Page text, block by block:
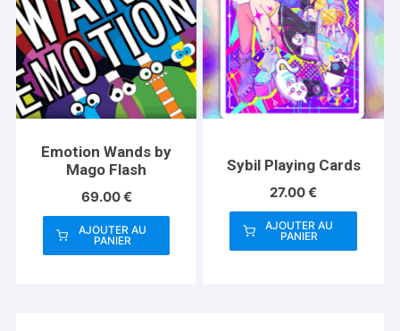
Emotion Wands by
Mago Flash
69.00€
AJOUTER AU
PANIER
Sybil Playing Cards
27.00€
AJOUTER AU
PANIER